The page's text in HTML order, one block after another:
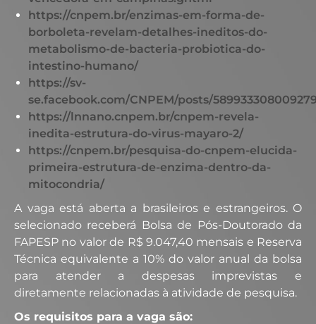
https://cnpem.br/enzimas-em-forma-de-
borboleta-revelam-detalhes-ineditos-do-
metabolismo-de-bacteria-probiotica-do-
intestino-humano/
https://sv-
se.facebook.com/CNPEM/posts/
https://lnnano.cnpem.br/cnpem-revela-
inedita-estrutura-do-virus-mayaro-2/
https://cnpem.br/pesquisa-do-cnpem-elucida-
primeira-estrutura-de-enzima-dentro-da-
mitocondria/
A vaga está aberta a brasileiros e estrangeiros. O
selecionado receberá Bolsa de Pós-Doutorado da
FAPESP no valor de R$ 9.047,40 mensais e Reserva
Técnica equivalente a 10% do valor anual da bolsa
para atender a despesas imprevistas e
diretamente relacionadas à atividade de pesquisa.
Os requisitos para a vaga são: